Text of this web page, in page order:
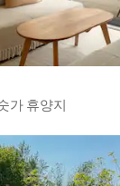
가 휴양지